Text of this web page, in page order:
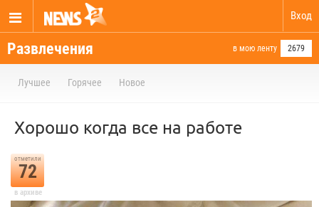
Вход
Развлечения в мою ленту 2679
Лучшее Горячее Новое
Хорошо когда все на работе
отметили
72
в архиве